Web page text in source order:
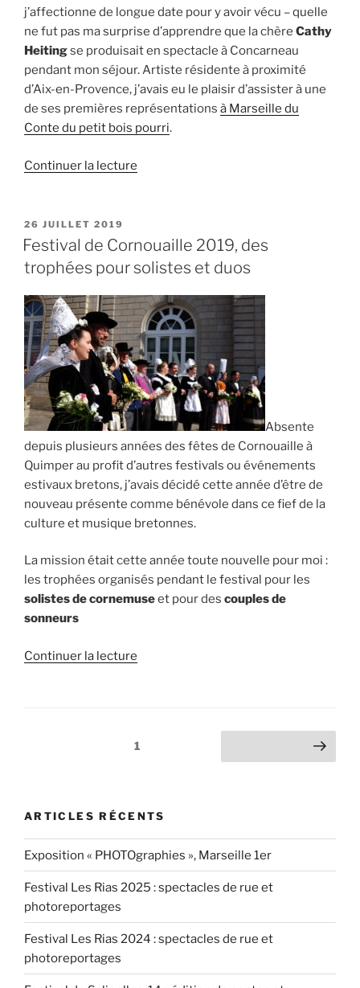
j’affectionne de longue date pour y avoir vécu – quelle
ne fut pas ma surprise d’apprendre que la chère Cathy
Heitingse produisait en spectacle à Concarneau
pendant mon séjour. Artiste résidente à proximité
d’Aix-en-Provence, j’avais eu le plaisir d’assister à une
de ses premières représentations à Marseille du
Conte du petit bois pourri.
Continuer la lecture
le
Conte
petit
bois
pourri,
le
6.08.2019 »
PUBLIÉ
LE
26 JUILLET 2019
Festival de Cornouaille 2019, des
trophées pour solistes et duos
Absente
depuis plusieurs années des fêtes de Cornouaille à
Quimper au profit d’autres festivals ou événements
estivaux bretons, j’avais décidé cette année d’être de
nouveau présente comme bénévole dans ce fief de la
culture et musique bretonnes.
La mission était cette année toute nouvelle pour moi :
les trophées organisés pendant le festival pour les
solistes de cornemuseet pour des couples de
sonneurs
Continuer la lecture
des
solistes
duos »
Page1 Page suivante
ARTICLES RÉCENTS
Exposition « PHOTOgraphies », Marseille 1er
Festival Les Rias 2025 : spectacles de rue et
photoreportages
Festival Les Rias 2024 : spectacles de rue et
photoreportages